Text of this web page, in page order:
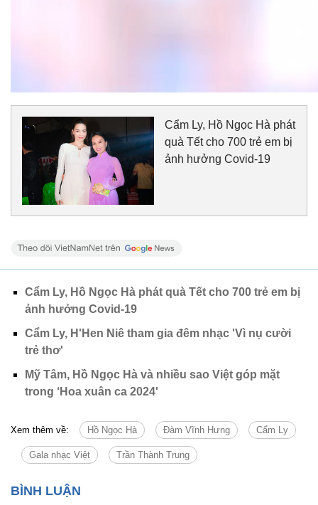
Cẩm Ly, Hồ Ngọc Hà phát
quà Tết cho 700 trẻ em bị
ảnh hưởng Covid-19
Cẩm Ly, Hồ Ngọc Hà phát quà Tết cho 700 trẻ em bị
ảnh hưởng Covid-19
Cẩm Ly, H'Hen Niê tham gia đêm nhạc 'Vì nụ cười
trẻ thơ'
Mỹ Tâm, Hồ Ngọc Hà và nhiều sao Việt góp mặt
trong ‘Hoa xuân ca 2024'
Xem thêm về: Hồ Ngọc Hà Đàm Vĩnh Hưng Cẩm Ly
Gala nhạc Việt Trần Thành Trung